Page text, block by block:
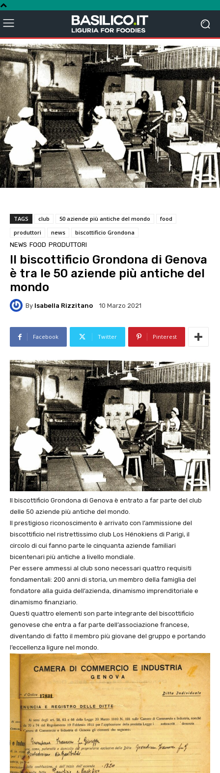
TAGS club 50 aziende più antiche del mondo
food
produttori
news
biscottificio Grondona
NEWS FOOD PRODUTTORI
Il biscottificio Grondona di Genova
è tra le 50 aziende più antiche del
mondo
By Isabella Rizzitano 10 Marzo 2021
Facebook Twitter Pinterest
Il biscottificio Grondona di Genova è entrato a far parte del club
delle 50 aziende più antiche del mondo.
Il prestigioso riconoscimento è arrivato con l’ammissione del
biscottificio nel ristrettissimo club Los Hénokiens di Parigi, il
circolo di cui fanno parte le cinquanta aziende familiari
bicentenari più antiche a livello mondiale.
Per essere ammessi al club sono necessari quattro requisiti
fondamentali: 200 anni di storia, un membro della famiglia del
fondatore alla guida dell’azienda, dinamismo imprenditoriale e
dinamismo finanziario.
Questi quattro elementi son parte integrante del biscottificio
genovese che entra a far parte dell’associazione francese,
diventando di fatto il membro più giovane del gruppo e portando
l’eccellenza ligure nel mondo.